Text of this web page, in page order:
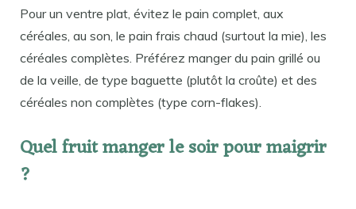
Pour un ventre plat, évitez le pain complet, aux
céréales, au son, le pain frais chaud (surtout la mie), les
céréales complètes. Préférez manger du pain grillé ou
de la veille, de type baguette (plutôt la croûte) et des
céréales non complètes (type corn-flakes).
Quel fruit manger le soir pour maigrir
?